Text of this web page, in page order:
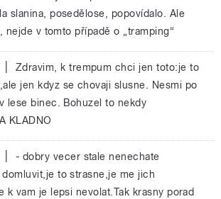
slanina, posedělose, popovídalo. Ale
nejde v tomto případě o „tramping“
Zdravim, k trempum chci jen toto:je to
jen kdyz se chovaji slusne. Nesmi po
lese binec. Bohuzel to nekdy
KLADNO
- dobry vecer stale nenechate
to strasne,je me jich
k vam je lepsi nevolat.Tak krasny porad